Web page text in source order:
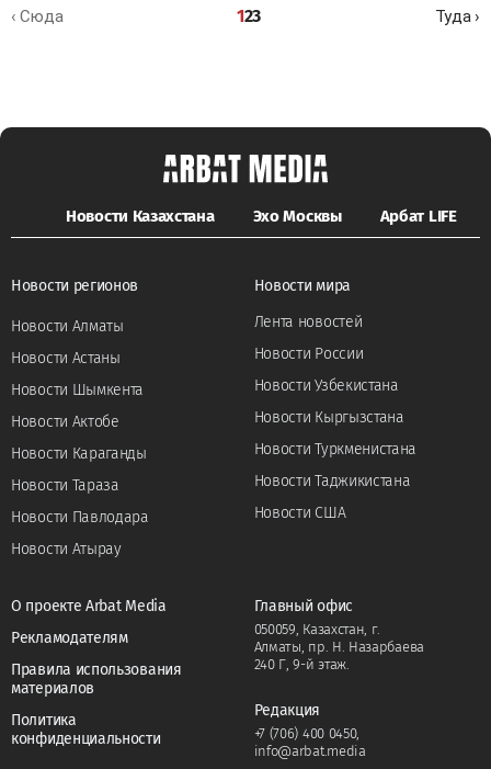
‹ Сюда 123 Туда ›
Новости Казахстана Эхо Москвы Арбат LIFE
Новости регионов
Новости Алматы
Новости Астаны
Новости Шымкента
Новости Актобе
Новости Караганды
Новости Тараза
Новости Павлодара
Новости Атырау
Новости мира
Лента новостей
Новости России
Новости Узбекистана
Новости Кыргызстана
Новости Туркменистана
Новости Таджикистана
Новости США
О проекте Arbat Media
Рекламодателям
Правила использования
материалов
Политика
конфиденциальности
Главный офис
050059, Казахстан, г.
Алматы, пр. Н. Назарбаева
240 Г, 9-й этаж.
Редакция
+7 (706) 400 0450,
info@arbat.media